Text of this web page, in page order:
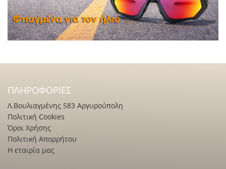
ΠΛΗΡΟΦΟΡΊΕΣ
Λ.Βουλιαγμένης 583 Αργυρούπολη
Πολιτική Cookies
Όροι Χρήσης
Πολιτική Απορρήτου
Η εταιρία μας